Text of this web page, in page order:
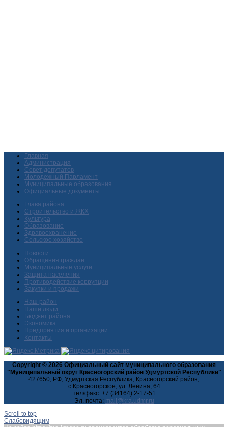
Главная
Администрация
Совет депутатов
Молодежный Парламент
Муниципальные образования
Официальные документы
Глава района
Строительство и ЖКХ
Культура
Образование
Здравоохранение
Сельское хозяйство
Новости
Обращения граждан
Муниципальные услуги
Защита населения
Противодействие коррупции
Закупки и продажи
Наш район
Наши люди
Бюджет района
Экономика
Предприятия и организации
Контакты
Copyright © 2026 Официальный сайт муниципального образования
"Муниципальный округ Красногорский район Удмуртской Республики"
427650, РФ, Удмуртская Республика, Красногорский район,
с.Красногорское, ул. Ленина, 64
тел/факс: +7 (34164) 2-17-51
Эл. почта:
Scroll to top
Слабовидящим